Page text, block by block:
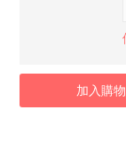
加入購